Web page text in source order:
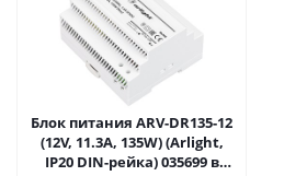
Блок питания ARV-DR135-12
(12V, 11.3A, 135W) (Arlight,
IP20 DIN-рейка) 035699 в